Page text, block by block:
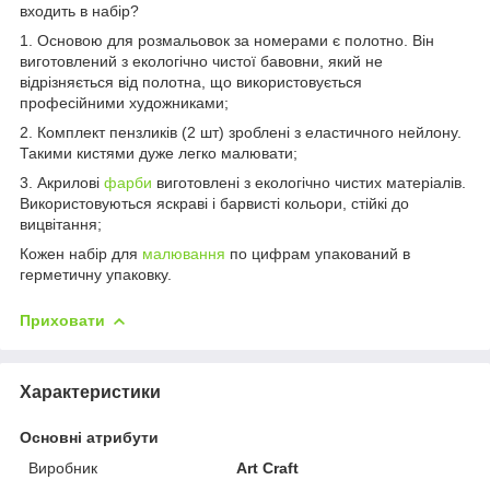
входить в набір?
1. Основою для розмальовок за номерами є полотно. Він
виготовлений з екологічно чистої бавовни, який не
відрізняється від полотна, що використовується
професійними художниками;
2. Комплект пензликів (2 шт) зроблені з еластичного нейлону.
Такими кистями дуже легко малювати;
3. Акрилові фарби виготовлені з екологічно чистих матеріалів.
Використовуються яскраві і барвисті кольори, стійкі до
вицвітання;
Кожен набір для малювання по цифрам упакований в
герметичну упаковку.
Приховати
Характеристики
Основні атрибути
Виробник
Art Craft